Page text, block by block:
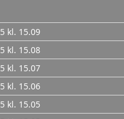
kl. 15.09
kl. 15.08
kl. 15.07
kl. 15.06
kl. 15.05